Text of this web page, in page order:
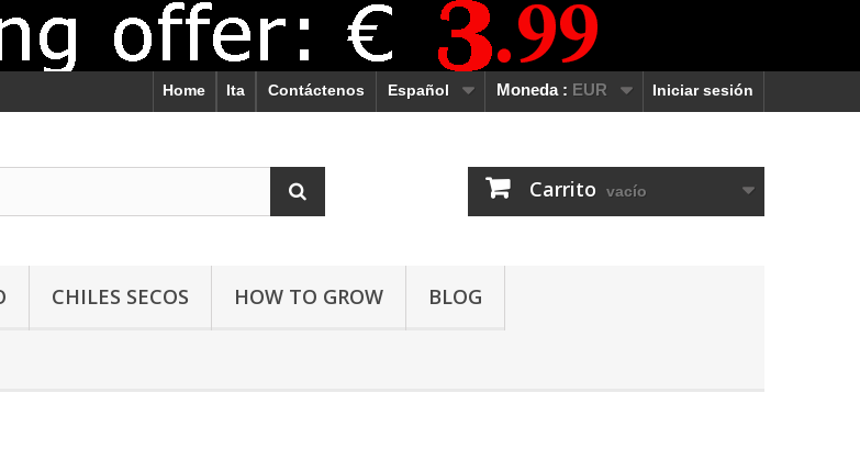
Iniciar sesión
Moneda : EUR
Español
Contáctenos
Ita
Home
Carrito vacío
CHILES SECOS HOW TO GROW BLOG